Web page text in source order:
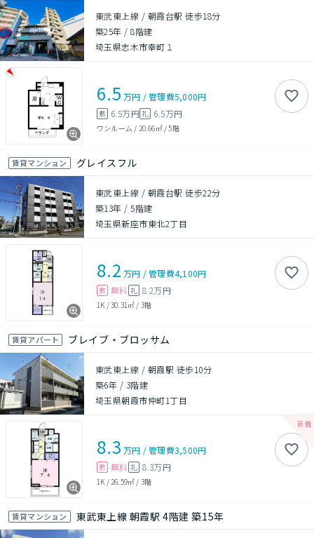
東武東上線 / 朝霞台駅 徒歩18分
築25年 /8階建
埼玉県志木市幸町１
6.5 万円 /管理費5,000円
敷 6.5万円礼 6.5万円
ワンルーム / 20.66㎡/5階
賃貸マンション グレイスフル
東武東上線 / 朝霞台駅 徒歩22分
築13年 /5階建
埼玉県新座市東北2丁目
8.2 万円 /管理費4,100円
敷 無料 礼 8.2万円
1K /30.31㎡ / 3階
賃貸アパート ブレイブ・ブロッサム
東武東上線 / 朝霞駅 徒歩10分
築6年 / 3階建
埼玉県朝霞市仲町1丁目
8.3 万円 /管理費3,500円
敷 無料 礼 8.3万円
1K / 26.59㎡ / 3階
賃貸マンション 東武東上線 朝霞駅 4階建 築15年